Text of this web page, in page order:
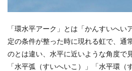
「環水平アーク」とは「かんすいへい
定の条件が整った時に現れる虹で、通
のとは違い、水平に近いような角度で
「水平弧（すいへいこ）」「水平環（